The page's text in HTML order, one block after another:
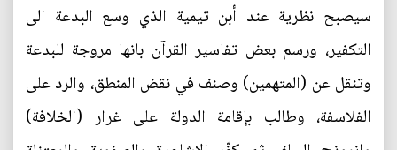
سيصبح نظرية عند أبن تيمية الذي وسع البدعة الى
التكفير، ورسم بعض تفاسير القرآن بانها مروجة للبدعة
وتنقل عن (المتهمين) وصنف في نقض المنطق، والرد على
الفلاسفة، وطالب بإقامة الدولة على غرار (الخلافة)